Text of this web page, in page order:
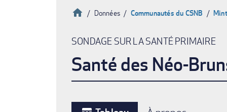
Fil
d'Ariane
Accueil
Données Communautés du CSNB
SONDAGE SUR LA SANTÉ PRIMAIRE
Santé des Néo-